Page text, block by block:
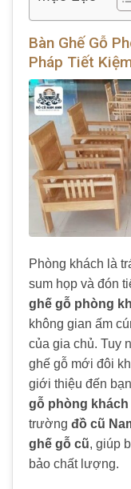
Bàn Ghế Gỗ
Pháp Tiết
Phòng khách là
sum họp và đón
ghế gỗ phòng
không gian ấm
của gia chủ. Tuy
ghế gỗ mới đôi
giới thiệu đến
gỗ phòng khách
trường đồ cũ
ghế gỗ cũ, giúp
bảo chất lượng.